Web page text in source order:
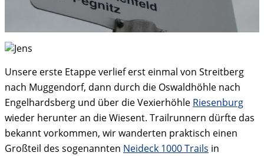
Unsere erste Etappe verlief erst einmal von Streitberg
nach Muggendorf, dann durch die Oswaldhöhle nach
Engelhardsberg und über die Vexierhöhle Riesenburg
wieder herunter an die Wiesent. Trailrunnern dürfte das
bekannt vorkommen, wir wanderten praktisch einen
Großteil des sogenannten Neideck 1000 Trails in